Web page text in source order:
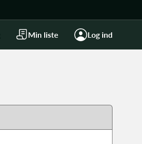
Min liste Log ind